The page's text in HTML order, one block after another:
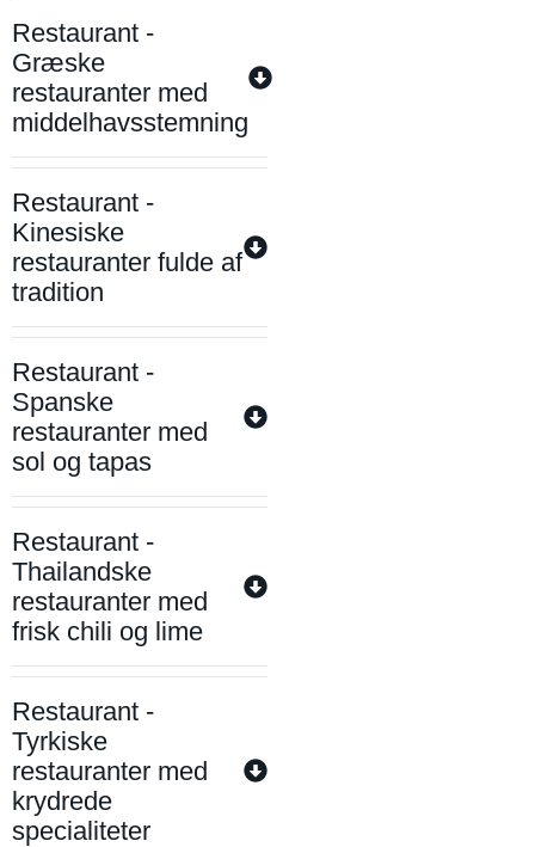
Restaurant -
Græske
restauranter med
middelhavsstemning
Restaurant -
Kinesiske
restauranter fulde af
tradition
Restaurant -
Spanske
restauranter med
sol og tapas
Restaurant -
Thailandske
restauranter med
frisk chili og lime
Restaurant -
Tyrkiske
restauranter med
krydrede
specialiteter